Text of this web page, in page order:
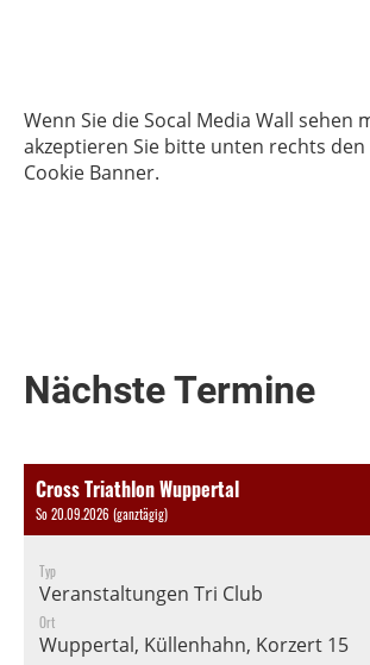
Wenn Sie die Socal Media Wall sehen
akzeptieren Sie bitte unten rechts den
Cookie Banner.
Nächste Termine
Cross Triathlon Wuppertal
So 20.09.2026 (ganztägig)
Typ
Veranstaltungen Tri Club
Ort
Wuppertal, Küllenhahn, Korzert 15